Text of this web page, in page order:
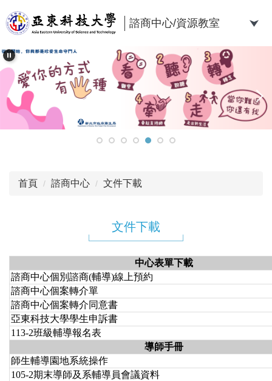
到
主
內
容
區
諮商中心/資源教室
首頁 諮商中心 文件下載
文件下載
中心表單下載
諮商中心個別諮商(輔導)線上預約
諮商中心個案轉介單
諮商中心個案轉介同意書
亞東科技大學學生申訴書
113-2班級輔導報名表
導師手冊
師生輔導園地系統操作
105-2期末導師及系輔導員會議資料